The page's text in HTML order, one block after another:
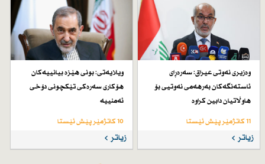
وەزیری نەوتی عیراق: سەرەڕای
ئاستەنگەكان بەرهەمی نەوتیی بۆ
هاوڵاتیان دابین كراوە
11 کاتژمێر پێش ئێستا
زیاتر
ویلایەتی: بونی هێزە بیانییەكان
هۆكاری سەرەكی تێكچونی دۆخی
ئەمنییە
10 کاتژمێر پێش ئێستا
زیاتر